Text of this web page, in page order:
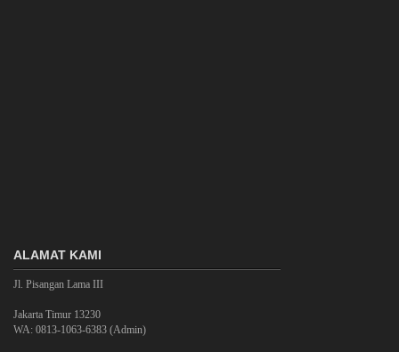
ALAMAT KAMI
Jl. Pisangan Lama III
Jakarta Timur 13230
WA: 0813-1063-6383 (Admin)